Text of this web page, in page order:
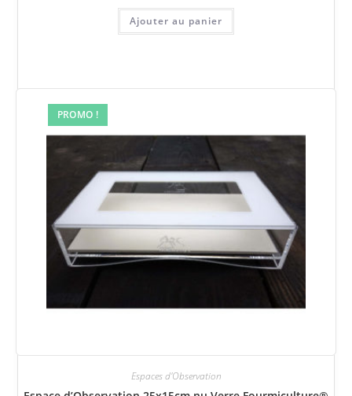
initial
était :
59,00€.
actuel
est :
47,99€.
Ajouter au panier
PROMO !
Espaces d'Observation